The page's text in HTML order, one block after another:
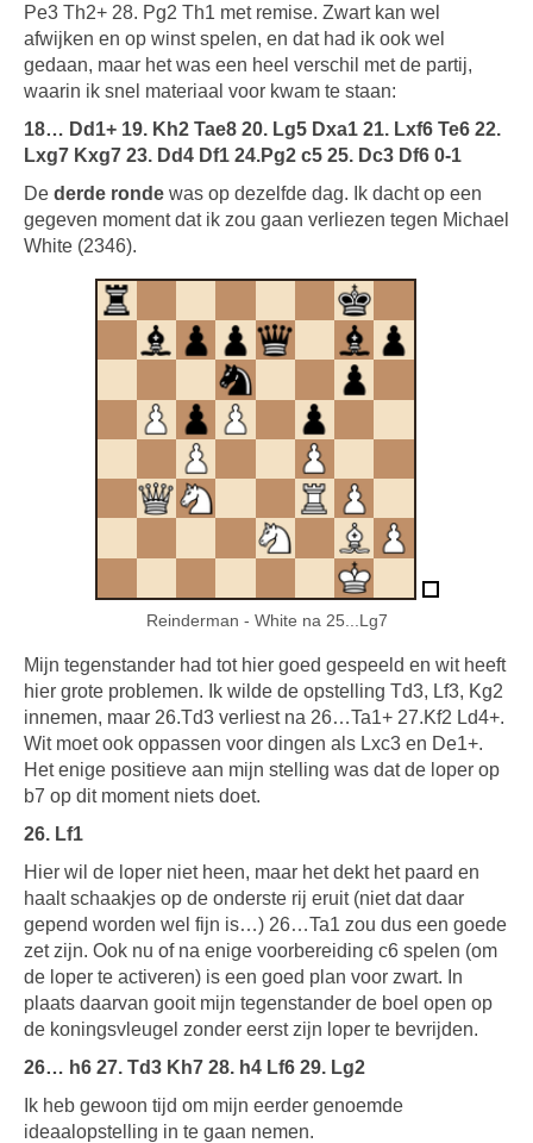
Pe3 Th2+ 28. Pg2 Th1 met remise. Zwart kan wel
afwijken en op winst spelen, en dat had ik ook wel
gedaan, maar het was een heel verschil met de partij,
waarin ik snel materiaal voor kwam te staan:
18… Dd1+ 19. Kh2 Tae8 20. Lg5 Dxa1 21. Lxf6 Te6 22.
Lxg7 Kxg7 23. Dd4 Df1 24.Pg2 c5 25. Dc3 Df6 0-1
De derde ronde was op dezelfde dag. Ik dacht op een
gegeven moment dat ik zou gaan verliezen tegen Michael
White (2346).
Reinderman - White na 25...Lg7
Mijn tegenstander had tot hier goed gespeeld en wit heeft
hier grote problemen. Ik wilde de opstelling Td3, Lf3, Kg2
innemen, maar 26.Td3 verliest na 26…Ta1+ 27.Kf2 Ld4+.
Wit moet ook oppassen voor dingen als Lxc3 en De1+.
Het enige positieve aan mijn stelling was dat de loper op
b7 op dit moment niets doet.
26. Lf1
Hier wil de loper niet heen, maar het dekt het paard en
haalt schaakjes op de onderste rij eruit (niet dat daar
gepend worden wel fijn is…) 26…Ta1 zou dus een goede
zet zijn. Ook nu of na enige voorbereiding c6 spelen (om
de loper te activeren) is een goed plan voor zwart. In
plaats daarvan gooit mijn tegenstander de boel open op
de koningsvleugel zonder eerst zijn loper te bevrijden.
26… h6 27. Td3 Kh7 28. h4 Lf6 29. Lg2
Ik heb gewoon tijd om mijn eerder genoemde
ideaalopstelling in te gaan nemen.